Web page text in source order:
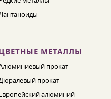
ЦВЕТНЫЕ МЕТАЛЛЫ
прокат
прокат
Европейский алюминий